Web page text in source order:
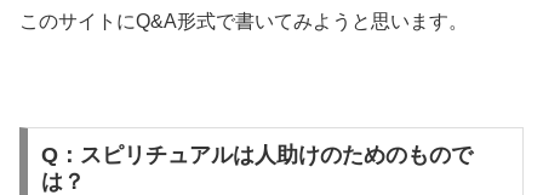
このサイトにQ&A形式で書いてみようと思います。
Q：スピリチュアルは人助けのためのもので
は？